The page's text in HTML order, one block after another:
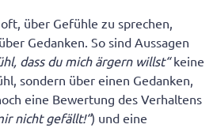
über Gefühle zu sprechen,
Gedanken. So sind Aussagen
dass du mich ärgern willst“keine
sondern über einen Gedanken,
eine Bewertung des Verhaltens
nicht gefällt!“) und eine